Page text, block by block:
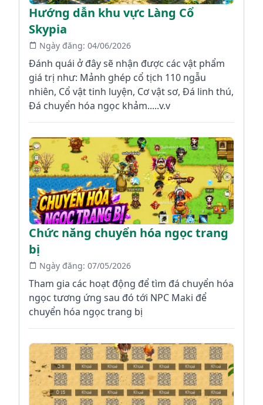
Hướng dẫn khu vực Làng Cổ
Skypia
Ngày đăng: 04/06/2026
Đánh quái ở đây sẽ nhận được các vật phẩm
giá trị như: Mảnh ghép cổ tịch 110 ngẫu
nhiên, Cổ vật tinh luyện, Cơ vật sơ, Đá linh thú,
Đá chuyển hóa ngọc khảm.....v.v
Chức năng chuyển hóa ngọc trang
bị
Ngày đăng: 07/05/2026
Tham gia các hoạt động để tìm đá chuyển hóa
ngọc tương ứng sau đó tới NPC Maki để
chuyển hóa ngọc trang bị